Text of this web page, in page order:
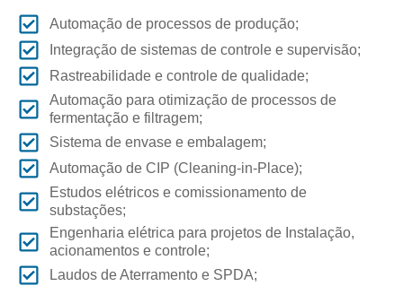
Automação de processos de produção;
Integração de sistemas de controle e supervisão;
Rastreabilidade e controle de qualidade;
Automação para otimização de processos de
fermentação e filtragem;
Sistema de envase e embalagem;
Automação de CIP (Cleaning-in-Place);
Estudos elétricos e comissionamento de
substações;
Engenharia elétrica para projetos de Instalação,
acionamentos e controle;
Laudos de Aterramento e SPDA;